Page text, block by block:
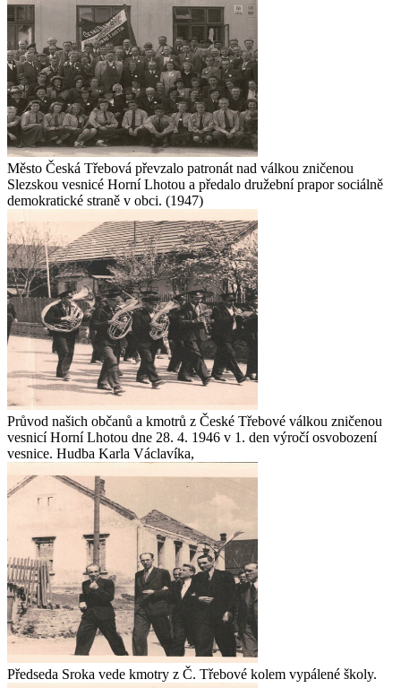
Město Česká Třebová převzalo patronát nad válkou zničenou
Slezskou vesnicé Horní Lhotou a předalo družební prapor sociálně
demokratické straně v obci. (1947)
Průvod našich občanů a kmotrů z České Třebové válkou zničenou
vesnicí Horní Lhotou dne 28. 4. 1946 v 1. den výročí osvobození
vesnice. Hudba Karla Václavíka,
Předseda Sroka vede kmotry z Č. Třebové kolem vypálené školy.